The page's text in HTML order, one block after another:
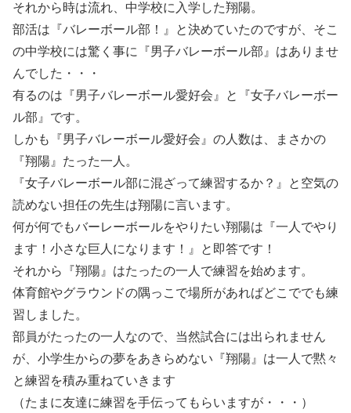
それから時は流れ、中学校に入学した翔陽。
部活は『バレーボール部！』と決めていたのですが、そこ
の中学校には驚く事に『男子バレーボール部』はありませ
んでした・・・
有るのは『男子バレーボール愛好会』と『女子バレーボー
ル部』です。
しかも『男子バレーボール愛好会』の人数は、まさかの
『翔陽』たった一人。
『女子バレーボール部に混ざって練習するか？』と空気の
読めない担任の先生は翔陽に言います。
何が何でもバーレーボールをやりたい翔陽は『一人でやり
ます！小さな巨人になります！』と即答です！
それから『翔陽』はたったの一人で練習を始めます。
体育館やグラウンドの隅っこで場所があればどこででも練
習しました。
部員がたったの一人なので、当然試合には出られません
が、小学生からの夢をあきらめない『翔陽』は一人で黙々
と練習を積み重ねていきます
（たまに友達に練習を手伝ってもらいますが・・・）